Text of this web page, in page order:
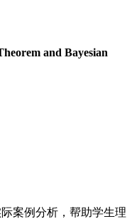
and Bayesian
案例分析，帮助学生理